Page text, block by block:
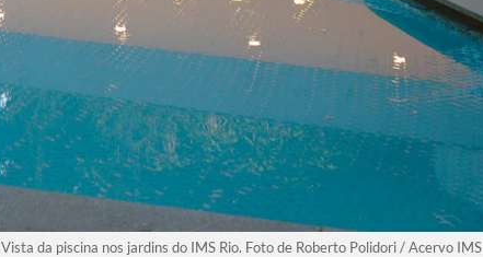
Vista da piscina nos jardins do IMS Rio. Foto de Roberto Polidori / Acervo IMS